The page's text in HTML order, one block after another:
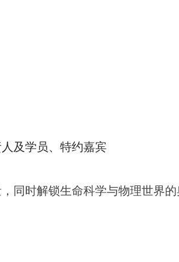
及学员、特约嘉宾
同时解锁生命科学与物理世界的